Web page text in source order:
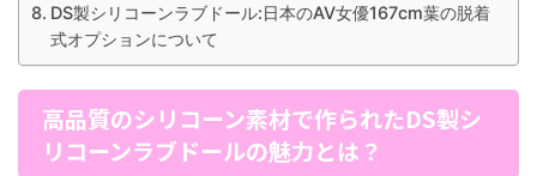
DS製シリコーンラブドール:日本のAV女優167cm葉の脱着
式オプションについて
高品質のシリコーン素材で作られたDS製シ
リコーンラブドールの魅力とは？